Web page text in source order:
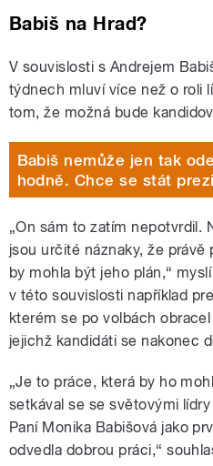
Babiš na Hrad?
V souvislosti s Andrejem
týdnech mluví více než o roli
tom, že možná bude
Babiš nemůže jen tak
hodně. Chce se stát
„On sám to zatím nepotvrdil.
jsou určité náznaky, že právě
by mohla být jeho plán,“
v této souvislosti například
kterém se po volbách
jejichž kandidáti se nakonec
„Je to práce, která by ho
setkával se se světovými
Paní Monika Babišová jako
odvedla dobrou práci,“